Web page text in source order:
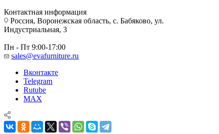
Контактная информация
Россия, Воронежская область, с. Бабяково, ул.
Индустриальная, 3
Пн - Пт 9:00-17:00
sales@evafurniture.ru
Вконтакте
Telegram
Rutube
MAX